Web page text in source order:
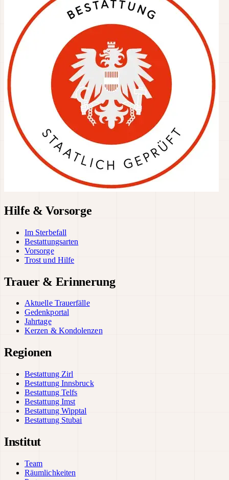
Hilfe & Vorsorge
Im Sterbefall
Bestattungsarten
Vorsorge
Trost und Hilfe
Trauer & Erinnerung
Aktuelle Trauerfälle
Gedenkportal
Jahrtage
Kerzen & Kondolenzen
Regionen
Bestattung Zirl
Bestattung Innsbruck
Bestattung Telfs
Bestattung Imst
Bestattung Wipptal
Bestattung Stubai
Institut
Team
Räumlichkeiten